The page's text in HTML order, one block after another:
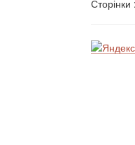
Сторінки :